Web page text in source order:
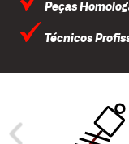
Peças
Técnicos